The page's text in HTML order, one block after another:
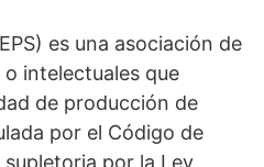
es una asociación de
intelectuales que
de producción de
por el Código de
por la Ley